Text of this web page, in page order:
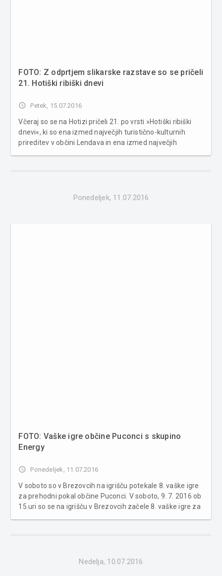
FOTO: Z odprtjem slikarske razstave so se pričeli
21. Hotiški ribiški dnevi
access_time Petek, 15.07.2016
Včeraj so se na Hotizi pričeli 21. po vrsti »Hotiški ribiški
dnevi«, ki so ena izmed največjih turistično-kulturnih
prireditev v občini Lendava in ena izmed največjih
Ponedeljek, 11.07.2016
FOTO: Vaške igre občine Puconci s skupino
Energy
access_time Ponedeljek, 11.07.2016
V soboto so v Brezovcih na igrišču potekale 8. vaške igre
za prehodni pokal občine Puconci. V soboto, 9. 7. 2016 ob
15.uri so se na igrišču v Brezovcih začele 8. vaške igre za
Nedelja, 10.07.2016